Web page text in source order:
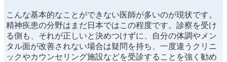
こんな基本的なことができない医師が多いのが現状です。
精神疾患の分野はまだ日本ではこの程度です。診察を受け
る側も、それが正しいと決めつけずに、自分の体調やメン
タル面が改善されない場合は疑問を持ち、一度違うクリニ
ックやカウンセリング施設などを受診することを強く勧め